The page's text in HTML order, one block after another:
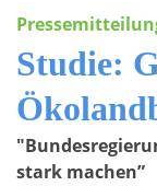
Studie:
stark machen”